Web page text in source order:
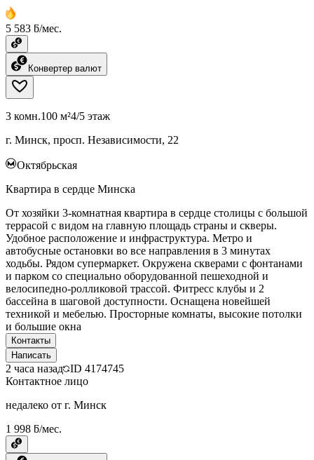
5 583 ƃ/мес.
Конвертер валют
3 комн.100 м²4/5 этаж
г. Минск, просп. Независимости, 22
Октябрьская
Квартира в сердце Минска
От хозяйки 3-комнатная квартира в сердце столицы с большой
террасой с видом на главную площадь страны и скверы.
Удобное расположение и инфраструктура. Метро и
автобусные остановки во все направления в 3 минутах
ходьбы. Рядом супермаркет. Окружена скверами с фонтанами
и парком со специально оборудованной пешеходной и
велосипедно-ролликовой трассой. Фитресс клубы и 2
бассейна в шаговой доступности. Оснащена новейшей
техникой и мебелью. Просторные комнаты, высокие потолки
и большие окна
Контакты
Написать
2 часа назад ID 4174745
Контактное лицо
недалеко от г. Минск
1 998 ƃ/мес.